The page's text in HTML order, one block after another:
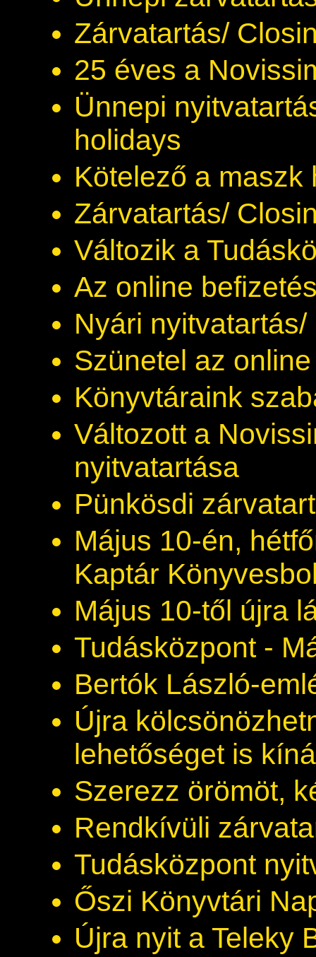
Zárvatartás/
25 éves a
Ünnepi
holidays
Kötelező a maszk
Zárvatartás/
Változik a
Az online
Nyári
Szünetel az
Könyvtáraink
Változott a
nyitvatartása
Pünkösdi
Május 10-én,
Kaptár
Május 10-től újra
Tudásközpont -
Bertók László-
Újra
lehetőséget is
Szerezz örömöt,
Rendkívüli
Tudásközpont
Őszi Könyvtári
Újra nyit a Teleky